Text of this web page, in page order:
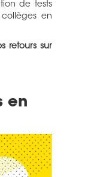
de tests
en
retours sur
en